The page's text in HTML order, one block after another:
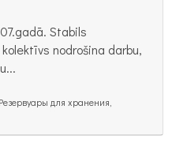
Stabils
nodrošina darbu,
для хранения,